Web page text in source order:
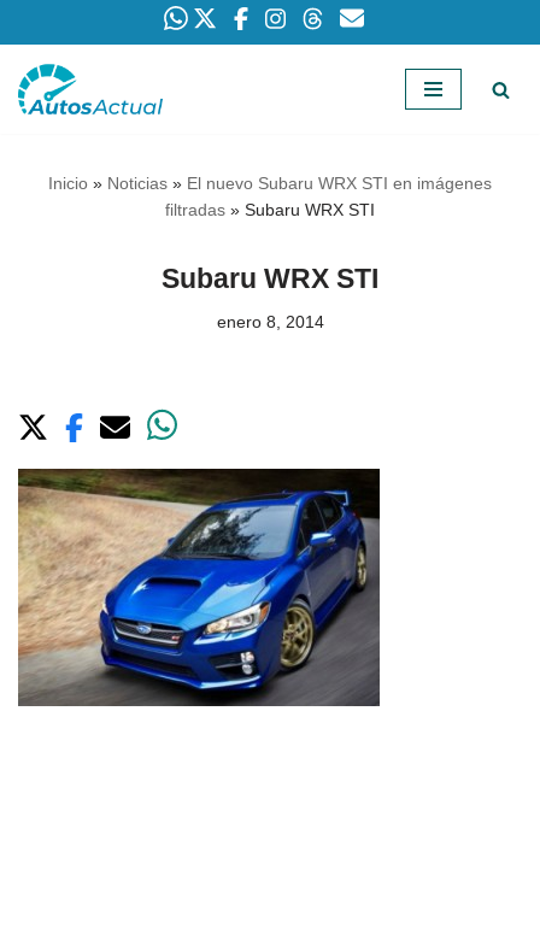
Saltar
Inicio » Noticias » El nuevo Subaru WRX STI en imágenes
filtradas » Subaru WRX STI
Subaru WRX STI
enero 8, 2014